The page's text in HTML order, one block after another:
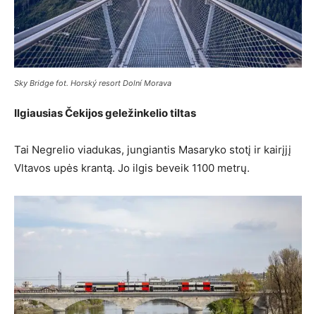
Sky Bridge fot. Horský resort Dolní Morava
Ilgiausias Čekijos geležinkelio tiltas
Tai Negrelio viadukas, jungiantis Masaryko stotį ir kairįjį
Vltavos upės krantą. Jo ilgis beveik 1100 metrų.